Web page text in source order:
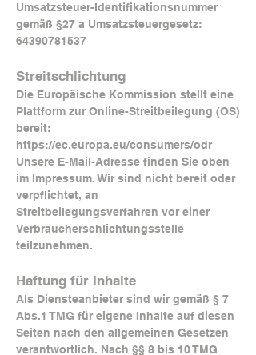
Umsatzsteuer-Identifikationsnummer
gemäß §27 a Umsatzsteuergesetz:
64390781537
Streitschlichtung
Die Europäische Kommission stellt eine
Plattform zur Online-Streitbeilegung (OS)
bereit:
https://ec.europa.eu/consumers/odr
Unsere E-Mail-Adresse finden Sie oben
im Impressum. Wir sind nicht bereit oder
verpflichtet, an
Streitbeilegungsverfahren vor einer
Verbraucherschlichtungsstelle
teilzunehmen.
Haftung für Inhalte
Als Diensteanbieter sind wir gemäß § 7
Abs.1 TMG für eigene Inhalte auf diesen
Seiten nach den allgemeinen Gesetzen
verantwortlich. Nach §§ 8 bis 10 TMG